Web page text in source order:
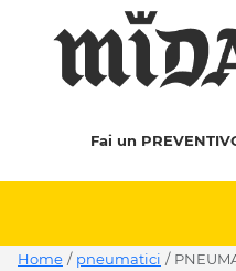
Fai un
Home / pneumatici /